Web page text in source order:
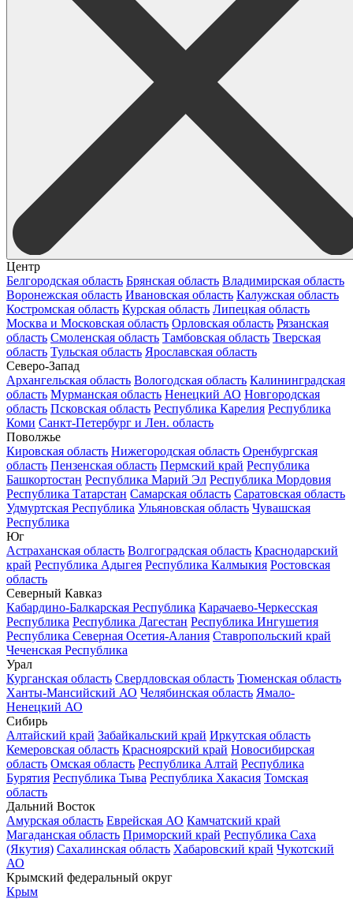
Центр
Белгородская область Брянская область Владимирская область
Воронежская область Ивановская область Калужская область
Костромская область Курская область Липецкая область
Москва и Московская область Орловская область Рязанская
область Смоленская область Тамбовская область Тверская
область Тульская область Ярославская область
Северо-Запад
Архангельская область Вологодская область Калининградская
область Мурманская область Ненецкий АО Новгородская
область Псковская область Республика Карелия Республика
Коми Санкт-Петербург и Лен. область
Поволжье
Кировская область Нижегородская область Оренбургская
область Пензенская область Пермский край Республика
Башкортостан Республика Марий Эл Республика Мордовия
Республика Татарстан Самарская область Саратовская область
Удмуртская Республика Ульяновская область Чувашская
Республика
Юг
Астраханская область Волгоградская область Краснодарский
край Республика Адыгея Республика Калмыкия Ростовская
область
Северный Кавказ
Кабардино-Балкарская Республика Карачаево-Черкесская
Республика Республика Дагестан Республика Ингушетия
Республика Северная Осетия-Алания Ставропольский край
Чеченская Республика
Урал
Курганская область Свердловская область Тюменская область
Ханты-Мансийский АО Челябинская область Ямало-
Ненецкий АО
Сибирь
Алтайский край Забайкальский край Иркутская область
Кемеровская область Красноярский край Новосибирская
область Омская область Республика Алтай Республика
Бурятия Республика Тыва Республика Хакасия Томская
область
Дальний Восток
Амурская область Еврейская АО Камчатский край
Магаданская область Приморский край Республика Саха
(Якутия) Сахалинская область Хабаровский край Чукотский
АО
Крымский федеральный округ
Крым